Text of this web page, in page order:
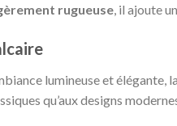
rugueuse , il ajoute
lumineuse et élégante,
qu’aux designs